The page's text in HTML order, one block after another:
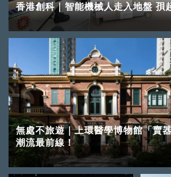
香港創科｜智能機械人走入地盤 孭
無處不旅遊｜上環醫學博物館「賣
潮流最前線！